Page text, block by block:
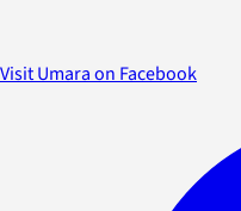
Visit Umara on Facebook